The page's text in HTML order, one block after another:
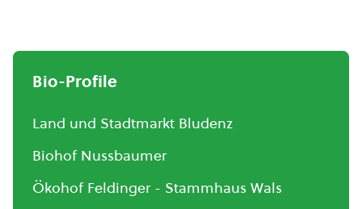
Bio-Profile
Land und Stadtmarkt Bludenz
Biohof Nussbaumer
Ökohof Feldinger - Stammhaus Wals